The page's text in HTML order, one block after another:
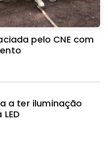
pelo CNE com
a ter iluminação